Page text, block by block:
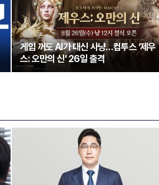
게임 꺼도 AI가 대신 사냥…컴투스 ‘제우
스: 오만의 신’ 26일 출격